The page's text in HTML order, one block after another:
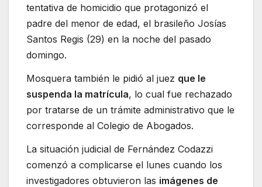
tentativa de homicidio que protagonizó el
padre del menor de edad, el brasileño Josías
Santos Regis (29) en la noche del pasado
domingo.
Mosquera también le pidió al juez que le
suspenda la matrícula, lo cual fue rechazado
por tratarse de un trámite administrativo que le
corresponde al Colegio de Abogados.
La situación judicial de Fernández Codazzi
comenzó a complicarse el lunes cuando los
investigadores obtuvieron las imágenes de